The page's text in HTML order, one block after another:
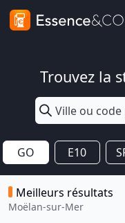
Trouvez la
GO E10
Meilleurs résultats
Moëlan-sur-Mer